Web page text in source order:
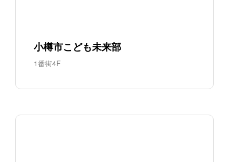
小樽市こども未来部
1番街4F